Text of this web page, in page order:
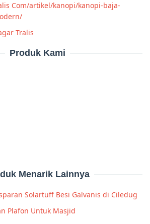
Com/artikel/kanopi/kanopi-baja-
Tralis
Produk Kami
Menarik Lainnya
Solartuff Besi Galvanis di Ciledug
Plafon Untuk Masjid